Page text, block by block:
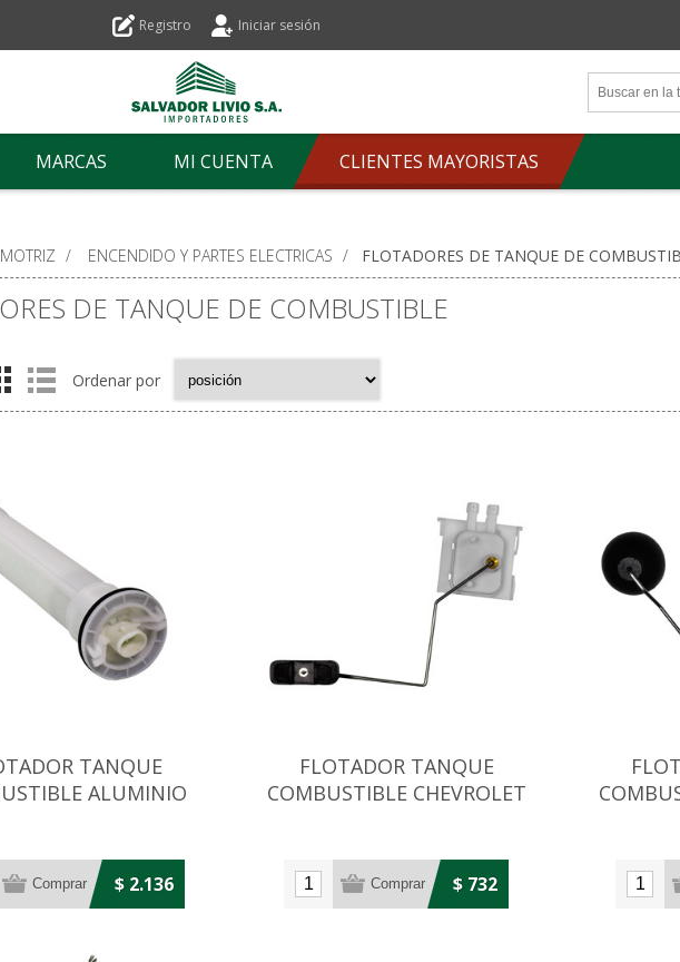
Registro Iniciar sesión
MARCAS MI CUENTA CLIENTES MAYORISTAS
/ ENCENDIDO Y PARTES ELECTRICAS / FLOTADORES DE TANQUE DE
DE TANQUE DE COMBUSTIBLE
Ordenar por
TANQUE
ALUMINIO
$ 2.136
FLOTADOR TANQUE
COMBUSTIBLE CHEVROLET
$ 732